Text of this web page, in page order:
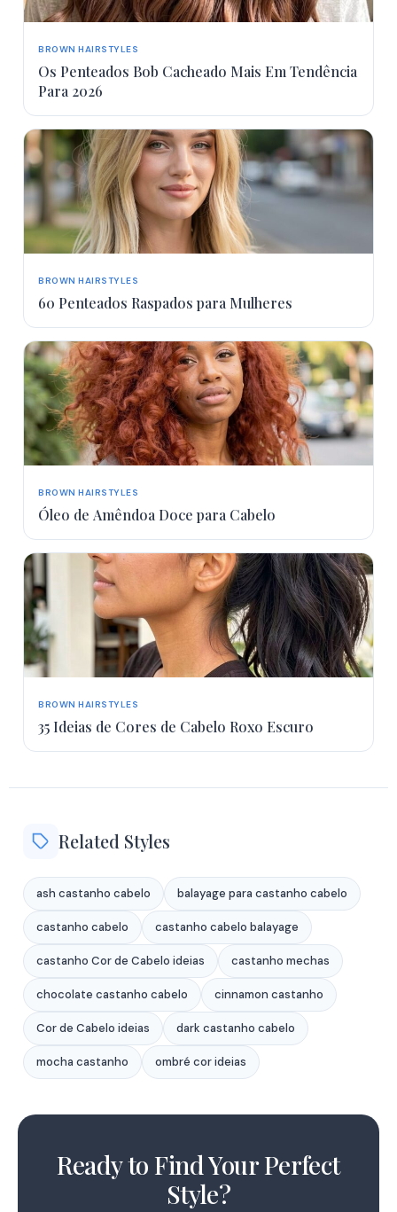
BROWN HAIRSTYLES
Os Penteados Bob Cacheado Mais Em Tendência
Para 2026
BROWN HAIRSTYLES
60 Penteados Raspados para Mulheres
BROWN HAIRSTYLES
Óleo de Amêndoa Doce para Cabelo
BROWN HAIRSTYLES
35 Ideias de Cores de Cabelo Roxo Escuro
Related Styles
ash castanho cabelo balayage para castanho cabelo
castanho cabelo castanho cabelo balayage
castanho Cor de Cabelo ideias castanho mechas
chocolate castanho cabelo cinnamon castanho
Cor de Cabelo ideias dark castanho cabelo
mocha castanho ombré cor ideias
Ready to Find Your Perfect
Style?